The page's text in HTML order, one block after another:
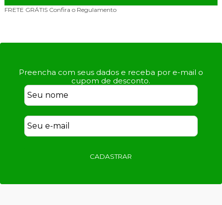
FRETE GRÁTIS Confira o Regulamento
Preencha com seus dados e receba por e-mail o
cupom de desconto.
CADASTRAR